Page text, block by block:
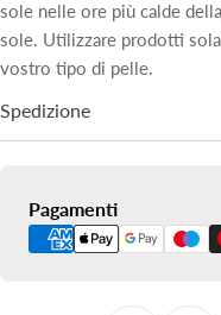
sole nelle ore più calde
sole. Utilizzare prodotti
vostro tipo di pelle.
Spedizione
Pagamenti
Metodi